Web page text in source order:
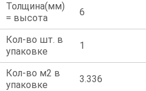
Толщина(мм)
= высота
6
Кол-во шт. в
упаковке
1
Кол-во м2 в
упаковке
3.336